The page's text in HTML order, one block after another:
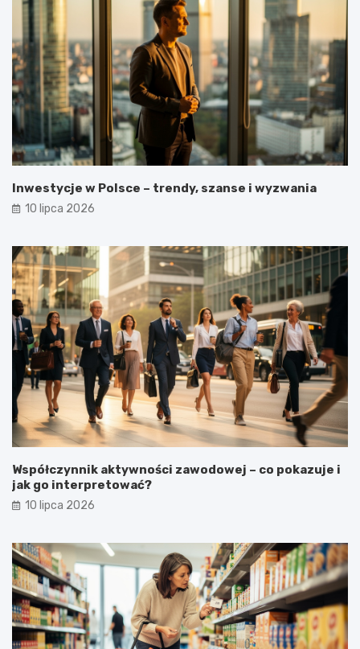
Inwestycje w Polsce – trendy, szanse i wyzwania
10 lipca 2026
Współczynnik aktywności zawodowej – co pokazuje i
jak go interpretować?
10 lipca 2026